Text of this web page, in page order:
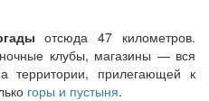
отсюда 47 километров.
клубы, магазины — вся
территории, прилегающей к
горы и пустыня.